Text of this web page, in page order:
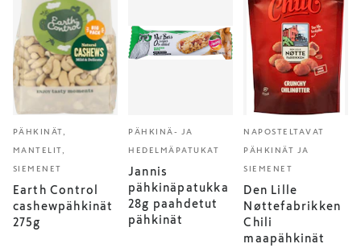
PÄHKINÄT,
MANTELIT,
SIEMENET
Earth Control
cashewpähkinät
275g
PÄHKINÄ- JA
HEDELMÄPATUKAT
Jannis
pähkinäpatukka
28g paahdetut
pähkinät
NAPOSTELTAVAT
PÄHKINÄT JA
SIEMENET
Den Lille
Nøttefabrikken
Chili
maapähkinät